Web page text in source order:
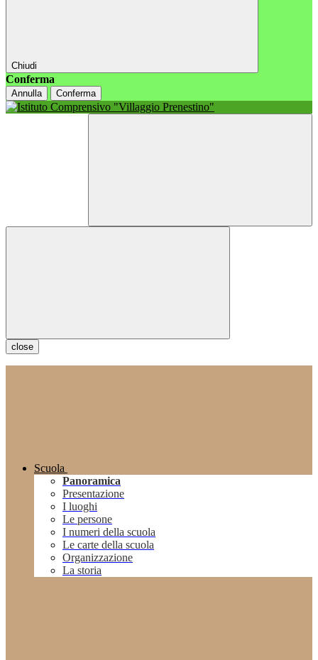
Chiudi
Conferma
Annulla Conferma
close
Scuola
Panoramica
Presentazione
I luoghi
Le persone
I numeri della scuola
Le carte della scuola
Organizzazione
La storia